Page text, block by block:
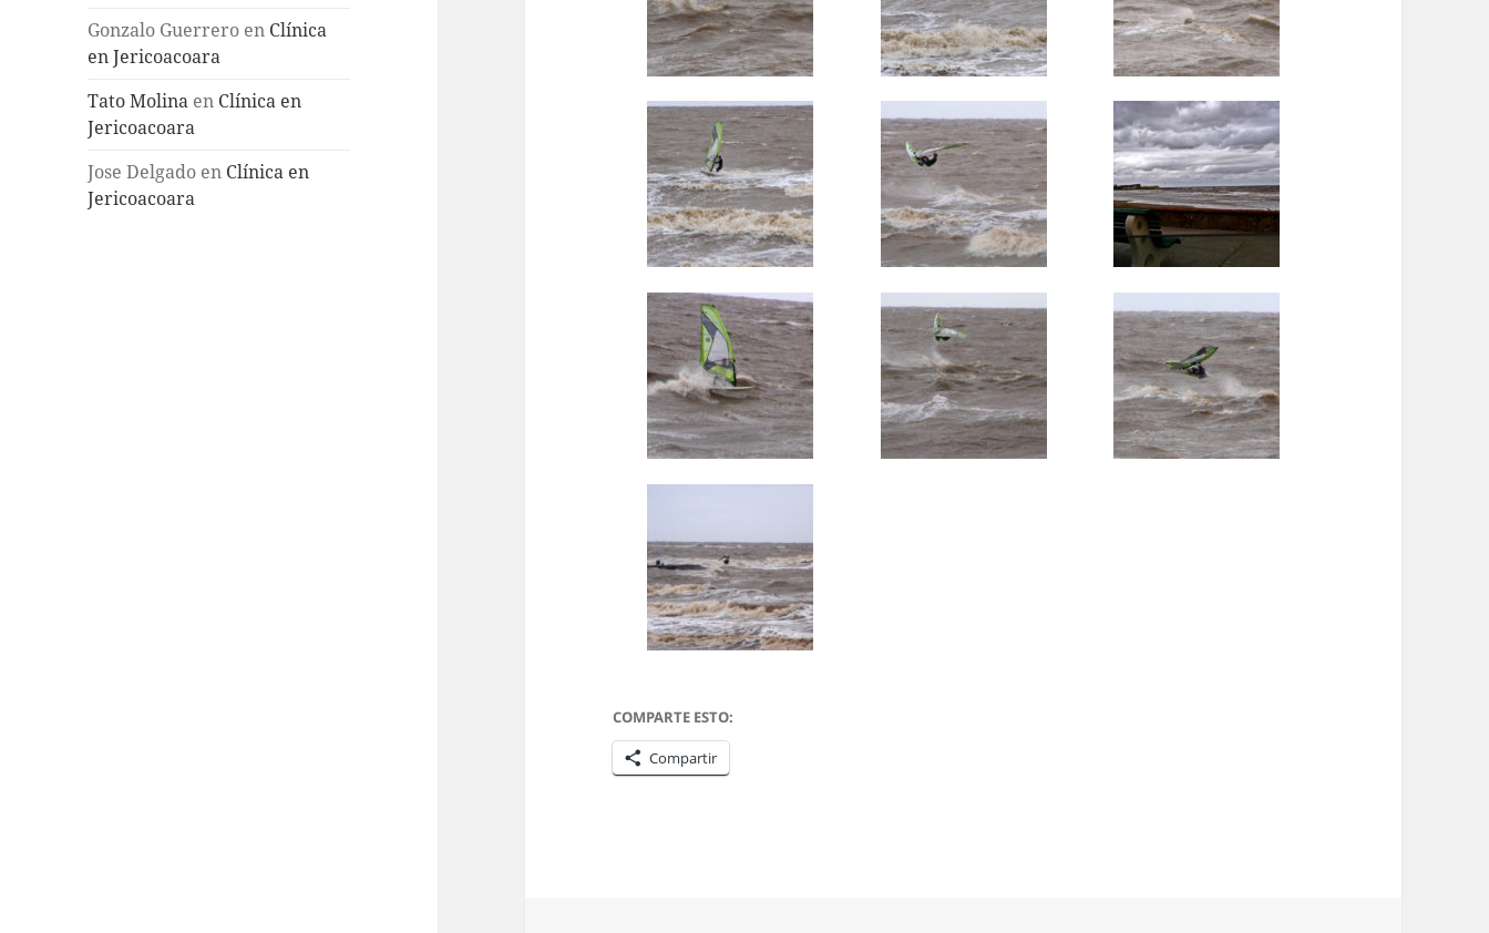
Gonzalo Guerrero en Clínica
en Jericoacoara
Tato Molina en Clínica en
Jericoacoara
Jose Delgado en Clínica en
Jericoacoara
COMPARTE ESTO:
Compartir